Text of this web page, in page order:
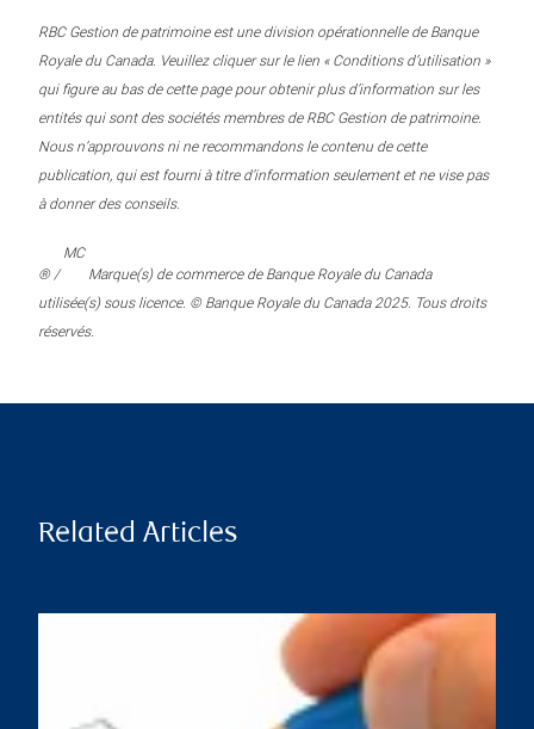
RBC Gestion de patrimoine est une division opérationnelle de Banque
Royale du Canada. Veuillez cliquer sur le lien « Conditions d’utilisation »
qui figure au bas de cette page pour obtenir plus d’information sur les
entités qui sont des sociétés membres de RBC Gestion de patrimoine.
Nous n’approuvons ni ne recommandons le contenu de cette
publication, qui est fourni à titre d’information seulement et ne vise pas
à donner des conseils.
® /
MC
Marque(s) de commerce de Banque Royale du Canada
utilisée(s) sous licence. © Banque Royale du Canada 2025. Tous droits
réservés.
Related Articles